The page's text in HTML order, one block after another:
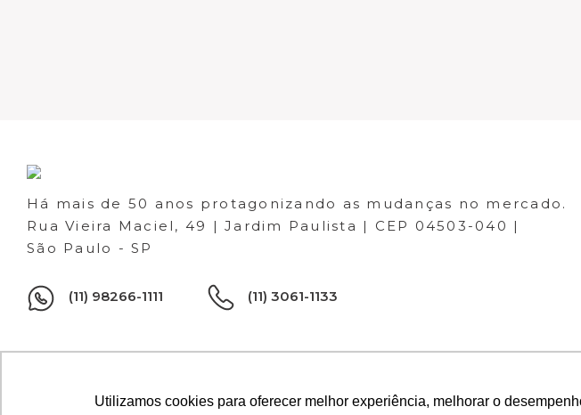
Utilizamos cookies para oferecer melhor experiência, melhorar o
Há mais de 50 anos protagonizando as mudanças no mercado.
Rua Vieira Maciel, 49 | Jardim Paulista | CEP 04503-040 |
São Paulo - SP
(11) 98266-1111 (11) 3061-1133